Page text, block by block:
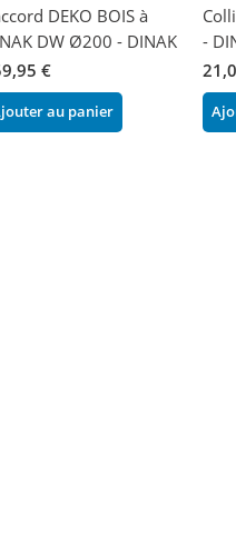
DEKO BOIS à
DW Ø200 - DINAK
€
au panier
-